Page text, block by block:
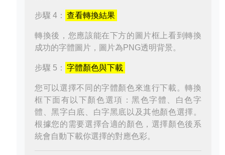
步驟 4： 查看轉換結果
轉換後，您應該能在下方的圖片框上看到轉換
成功的字體圖片，圖片為PNG透明背景。
步驟 5： 字體顏色與下載
您可以選擇不同的字體顏色來進行下載。轉換
框下面有以下顏色選項：黑色字體、白色字
體、黑字白底、白字黑底以及其他顏色選擇。
根據您的需要選擇合適的顏色，選擇顏色後系
統會自動下載你選擇的對應色彩。